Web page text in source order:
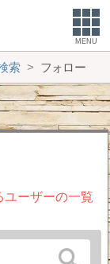
MENU
索 フォロー
ユーザーの一覧